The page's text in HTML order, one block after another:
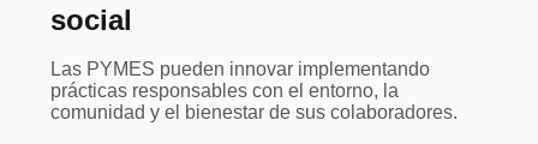
social
Las PYMES pueden innovar implementando
prácticas responsables con el entorno, la
comunidad y el bienestar de sus colaboradores.